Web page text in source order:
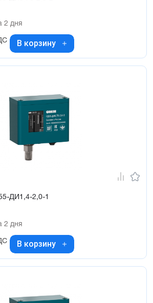
2 дня
В корзину
ДИ1,4-2,0-1
2 дня
В корзину